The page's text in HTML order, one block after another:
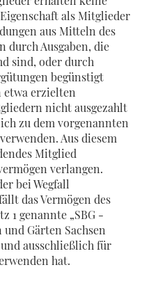
als Mitglieder
aus Mitteln des
durch Ausgaben, die
sind, oder durch
begünstigt
etwa erzielten
nicht ausgezahlt
zu dem vorgenannten
Aus diesem
Mitglied
verlangen.
bei Wegfall
das Vermögen des
1 genannte „SBG -
Gärten Sachsen
ausschließlich für
hat.